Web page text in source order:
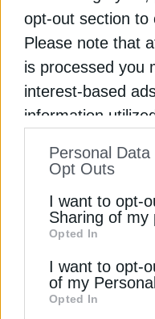
opt-out section to
Please note that
is processed you
interest-based
information
to your opt-out.
information by
of downstream
information may
third parties on
Downstream
Personal Data
Opt Outs
I want to opt-
Sharing of my
Opted In
I want to opt-
of my
Opted In
ΕΕ: Εγκρίνει
προϊόντων
LNG ΑΖΕΡΜΠΑΪΤΖΑΝ
ΔΕΊΤΕ ΕΠΊΣΗΣ